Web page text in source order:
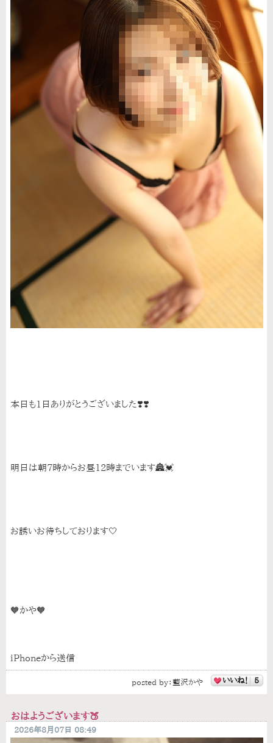
本日も1日ありがとうございました❣️❣️
明日は朝7時からお昼12時までいます🏯💓
お誘いお待ちしております🤍
🧡かや🧡
iPhoneから送信
posted by： 藍沢かや いいね！ 5
おはようございます🍑
2026年8月07日 08:49